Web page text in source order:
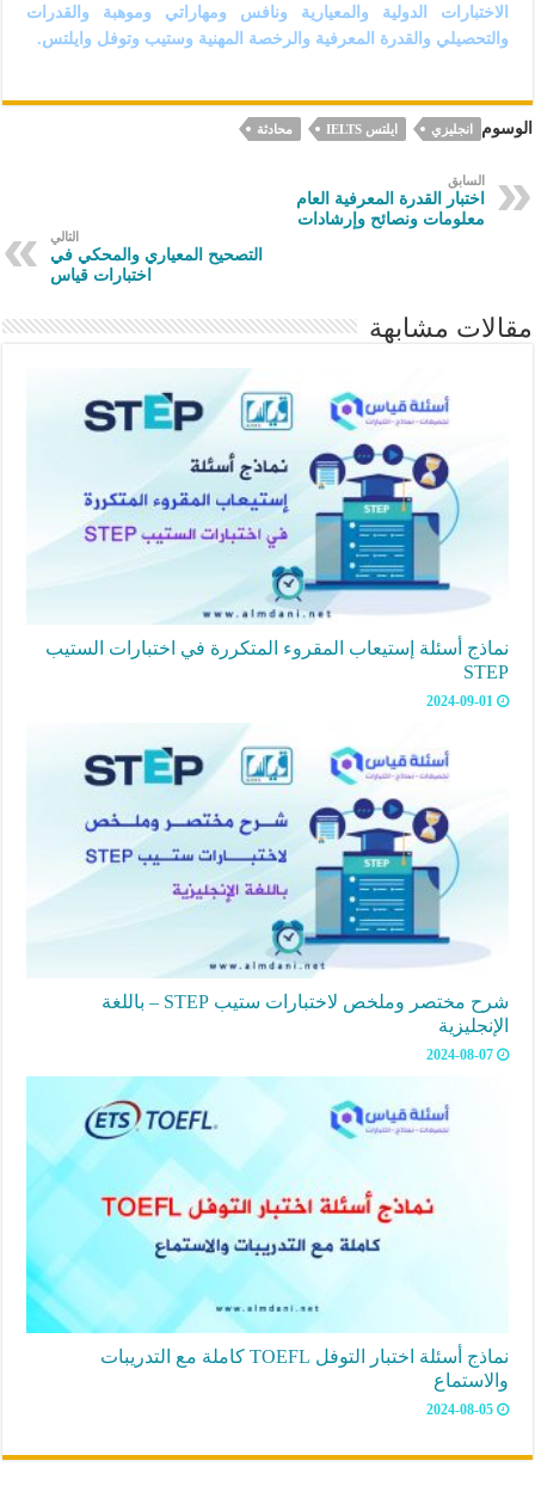
الاختبارات الدولية والمعيارية ونافس ومهاراتي وموهبة والقدرات
والتحصيلي والقدرة المعرفية والرخصة المهنية وستيب وتوفل وايلتس.
الوسوم انجليزي ايلتس IELTS محادثة
السابق
​اختبار القدرة المعرفية العام​
معلومات ونصائح وإرشادات
التالي
التصحيح المعياري والمحكي في
اختبارات قياس
مقالات مشابهة
نماذج أسئلة إستيعاب المقروء المتكررة في اختبارات الستيب
STEP
2024-09-01
شرح مختصر وملخص لاختبارات ستيب STEP – باللغة
الإنجليزية
2024-08-07
نماذج أسئلة اختبار التوفل TOEFL كاملة مع التدريبات
والاستماع
2024-08-05